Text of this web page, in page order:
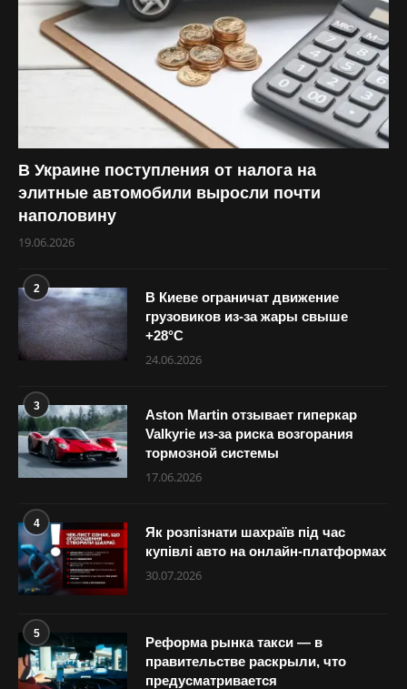
В Украине поступления от налога на
элитные автомобили выросли почти
наполовину
19.06.2026
2
В Киеве ограничат движение
грузовиков из-за жары свыше
+28°С
24.06.2026
3
Aston Martin отзывает гиперкар
Valkyrie из-за риска возгорания
тормозной системы
17.06.2026
4
Як розпізнати шахраїв під час
купівлі авто на онлайн-платформах
30.07.2026
5
Реформа рынка такси — в
правительстве раскрыли, что
предусматривается